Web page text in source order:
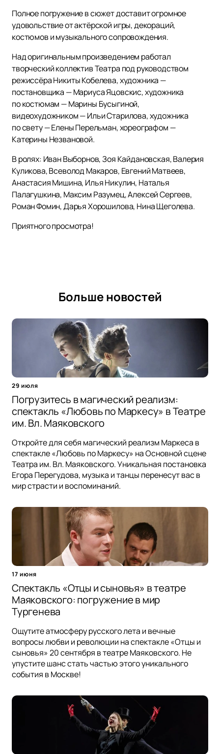
Полное погружение в сюжет доставит огромное
удовольствие от актёрской игры, декораций,
костюмов и музыкального сопровождения.
Над оригинальным произведением работал
творческий коллектив Театра под руководством
режиссёра Никиты Кобелева, художника —
постановщика — Мариуса Яцовскис, художника
по костюмам — Марины Бусыгиной,
видеохудожником — Ильи Старилова, художника
по свету — Елены Перельман, хореографом —
Катерины Незвановой.
В ролях: Иван Выборнов, Зоя Кайдановская, Валерия
Куликова, Всеволод Макаров, Евгений Матвеев,
Анастасия Мишина, Илья Никулин, Наталья
Палагушкина, Максим Разумец, Алексей Сергеев,
Роман Фомин, Дарья Хорошилова, Нина Щеголева.
Приятного просмотра!
Больше новостей
29 июля
Погрузитесь в магический реализм:
спектакль «Любовь по Маркесу» в Театре
им. Вл. Маяковского
Откройте для себя магический реализм Маркеса в
спектакле «Любовь по Маркесу» на Основной сцене
Театра им. Вл. Маяковского. Уникальная постановка
Егора Перегудова, музыка и танцы перенесут вас в
мир страсти и воспоминаний.
17 июня
Спектакль «Отцы и сыновья» в театре
Маяковского: погружение в мир
Тургенева
Ощутите атмосферу русского лета и вечные
вопросы любви и революции на спектакле «Отцы и
сыновья» 20 сентября в театре Маяковского. Не
упустите шанс стать частью этого уникального
события в Москве!